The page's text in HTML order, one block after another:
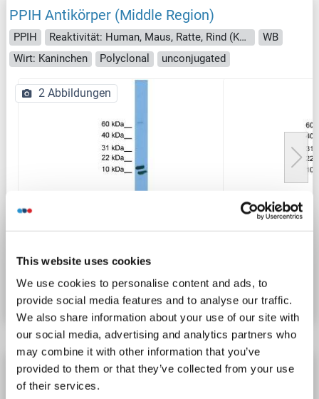
This website uses cookies
We use cookies to personalise content and ads, to
provide social media features and to analyse our traffic.
We also share information about your use of our site with
our social media, advertising and analytics partners who
may combine it with other information that you’ve
provided to them or that they’ve collected from your use
of their services.
PPIH Antikörper (Middle Region)
PPIH Reaktivität: Human, Maus, Ratte, Rind (Kuh), Hund, Meerschweinchen, Pferd, Kaninchen, Zebrafisch (Danio rerio), Saccharomyces cerevisiae, Ziege
WB
Wirt: Kaninchen
Polyclonal unconjugated
2 Abbildungen
Produktnummer ABIN2784802
Datenblatt Details
PPIH Antikörper
PPIH Reaktivität: Human